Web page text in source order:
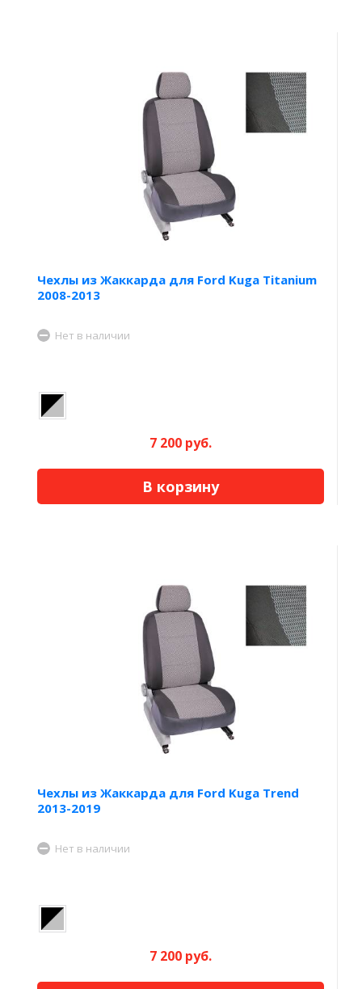
Чехлы из Жаккарда для Ford Kuga Titanium
2008-2013
Нет в наличии
7 200 руб.
В корзину
Чехлы из Жаккарда для Ford Kuga Trend
2013-2019
Нет в наличии
7 200 руб.